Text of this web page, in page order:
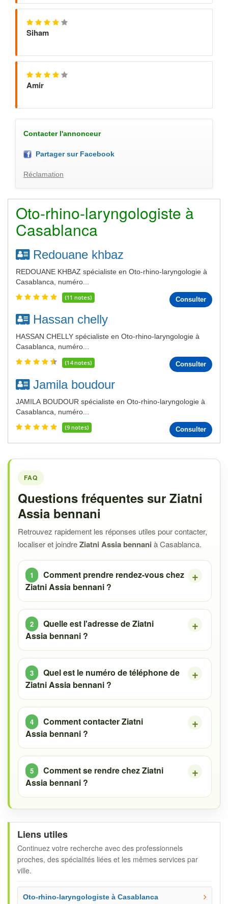
Siham
Amir
Contacter l'annonceur
Partager sur Facebook
Réclamation
Oto-rhino-laryngologiste à
Casablanca
Redouane khbaz
REDOUANE KHBAZ spécialiste en Oto-rhino-laryngologie à
Casablanca, numéro...
(11 notes) Consulter
Hassan chelly
HASSAN CHELLY spécialiste en Oto-rhino-laryngologie à
Casablanca, numéro...
(14 notes) Consulter
Jamila boudour
JAMILA BOUDOUR spécialiste en Oto-rhino-laryngologie à
Casablanca, numéro...
(9 notes) Consulter
FAQ
Questions fréquentes sur Ziatni
Assia bennani
Retrouvez rapidement les réponses utiles pour contacter,
localiser et joindreZiatni Assia bennani à Casablanca.
Comment prendre rendez-vous chez
Ziatni Assia bennani ?
Quelle est l'adresse de Ziatni
Assia bennani ?
Quel est le numéro de téléphone de
Ziatni Assia bennani ?
Comment contacter Ziatni
Assia bennani ?
Comment se rendre chez Ziatni
Assia bennani ?
Liens utiles
Continuez votre recherche avec des professionnels
proches, des spécialités liées et les mêmes services par
ville.
Oto-rhino-laryngologiste à Casablanca